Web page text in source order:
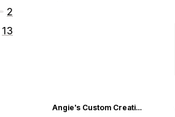
2
13
Angie's Custom Creations